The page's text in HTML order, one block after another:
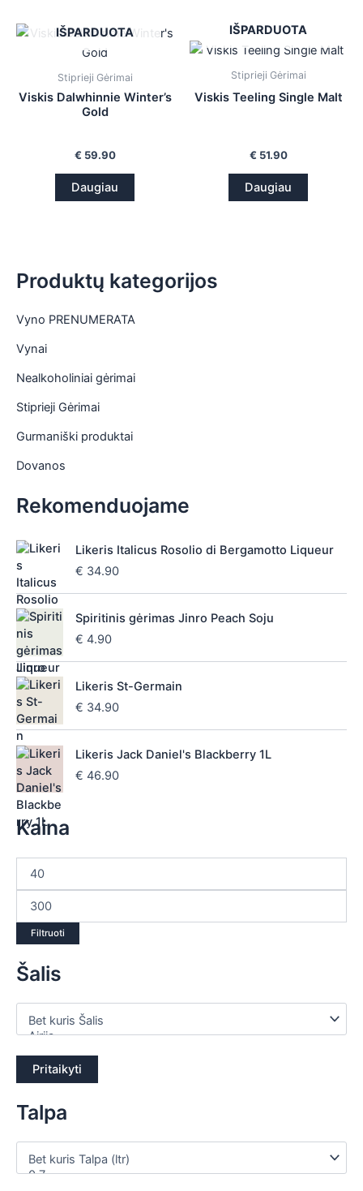
Produktų kategorijos
Vyno PRENUMERATA
Vynai
Nealkoholiniai gėrimai
Stiprieji Gėrimai
Gurmaniški produktai
Dovanos
Rekomenduojame
Likeris Italicus Rosolio di Bergamotto Liqueur
€ 34.90
Spiritinis gėrimas Jinro Peach Soju
€ 4.90
Likeris St-Germain
€ 34.90
Likeris Jack Daniel's Blackberry 1L
€ 46.90
Kaina
Filtruoti
Šalis
Pritaikyti
Talpa
IŠPARDUOTA
Stiprieji Gėrimai
Viskis Dalwhinnie Winter’s
Gold
€ 59.90
Daugiau
IŠPARDUOTA
Stiprieji Gėrimai
Viskis Teeling Single Malt
€ 51.90
Daugiau